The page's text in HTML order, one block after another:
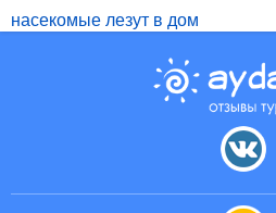
насекомые лезут в дом